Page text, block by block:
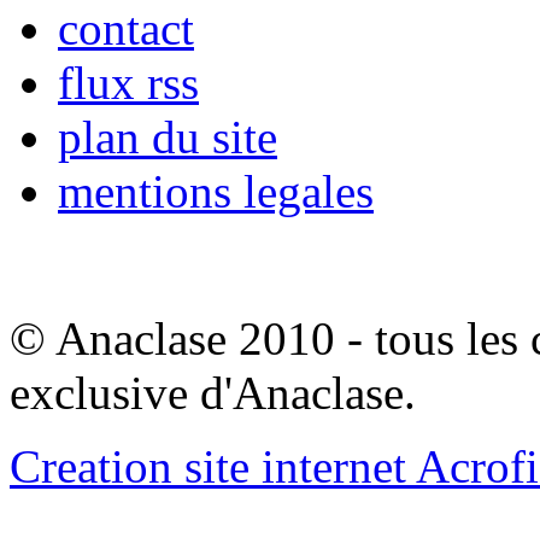
contact
flux rss
plan du site
mentions legales
© Anaclase 2010 - tous les
exclusive d'Anaclase.
Creation site internet